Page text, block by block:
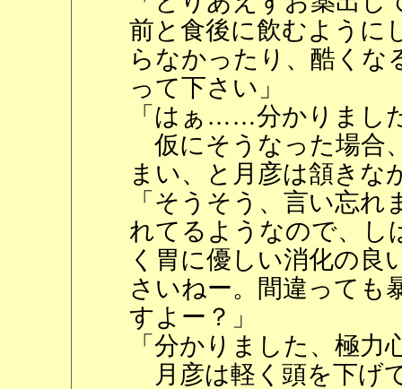
前と食後に飲むように
らなかったり、酷くな
って下さい」
「はぁ……分かりまし
仮にそうなった場合
まい、と月彦は頷きな
「そうそう、言い忘
れてるようなので、し
く胃に優しい消化の良
さいねー。間違っても
すよー？」
「分かりました、極力
月彦は軽く頭を下げ